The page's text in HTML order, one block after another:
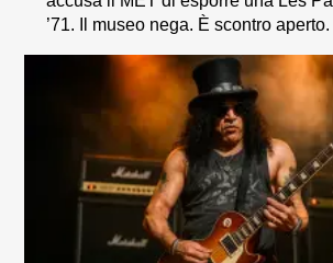
’71. Il museo nega. È scontro aperto.